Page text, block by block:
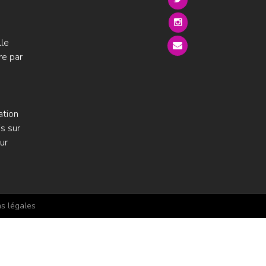
par
sur
légales